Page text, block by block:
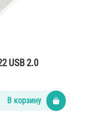
USB 2.0
В корзину